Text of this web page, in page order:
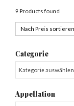
9 Products found
Categorie
Kategorie auswählen
Appellation